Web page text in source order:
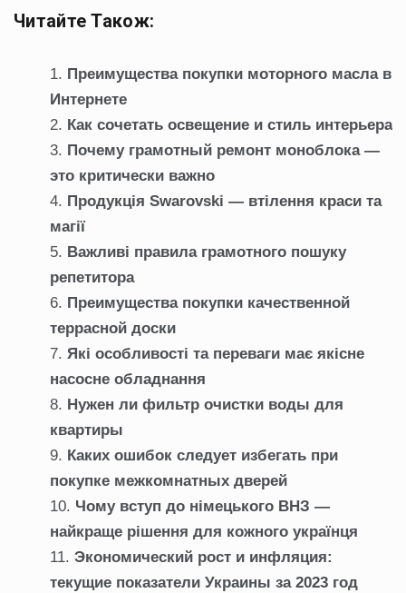
Читайте Також:
Преимущества покупки моторного масла в
Интернете
Как сочетать освещение и стиль интерьера
Почему грамотный ремонт моноблока —
это критически важно
Продукція Swarovski — втілення краси та
магії
Важливі правила грамотного пошуку
репетитора
Преимущества покупки качественной
террасной доски
Які особливості та переваги має якісне
насосне обладнання
Нужен ли фильтр очистки воды для
квартиры
Каких ошибок следует избегать при
покупке межкомнатных дверей
Чому вступ до німецького ВНЗ —
найкраще рішення для кожного українця
Экономический рост и инфляция:
текущие показатели Украины за 2023 год